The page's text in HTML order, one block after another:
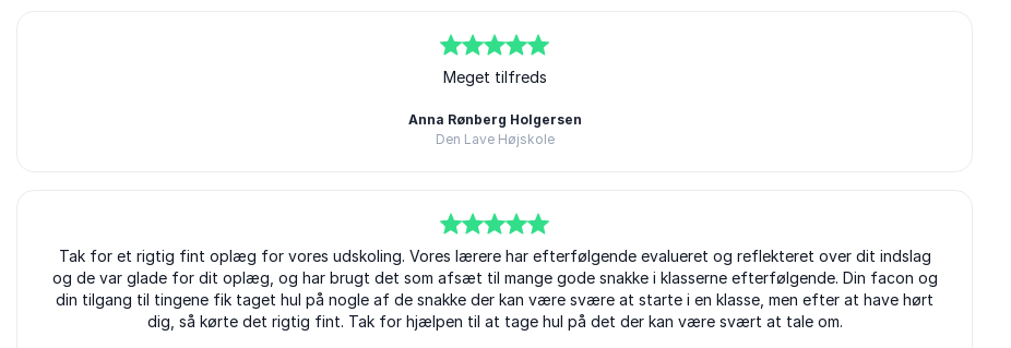
Meget tilfreds
Anna Rønberg Holgersen
Den Lave Højskole
ud af 5
Tak for et rigtig fint oplæg for vores udskoling. Vores lærere har efterfølgende evalueret og reflekteret over dit indslag
og de var glade for dit oplæg, og har brugt det som afsæt til mange gode snakke i klasserne efterfølgende. Din facon og
din tilgang til tingene fik taget hul på nogle af de snakke der kan være svære at starte i en klasse, men efter at have hørt
dig, så kørte det rigtig fint. Tak for hjælpen til at tage hul på det der kan være svært at tale om.